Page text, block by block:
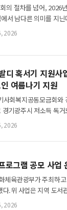
의 절차를 넘어, 2026
서 남다른 의미를 지
경제에 활
2026
디 혹서기 지원사
여름나기 지원
회복지공동모금회
기광주시 저소득 독
염에 취약한 저소득 독
2026
로그램 공모 사업
체육관광부가 주최하
.위 사업은 지역 도
한 대표적인 인문학 사
2026